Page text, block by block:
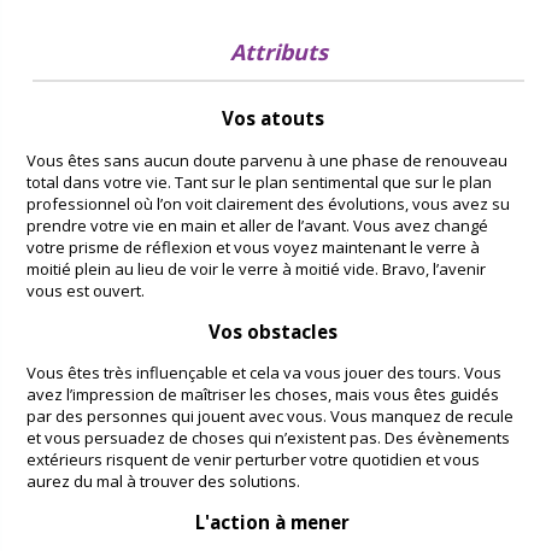
Attributs
Vos atouts
Vous êtes sans aucun doute parvenu à une phase de renouveau
total dans votre vie. Tant sur le plan sentimental que sur le plan
professionnel où l’on voit clairement des évolutions, vous avez su
prendre votre vie en main et aller de l’avant. Vous avez changé
votre prisme de réflexion et vous voyez maintenant le verre à
moitié plein au lieu de voir le verre à moitié vide. Bravo, l’avenir
vous est ouvert.
Vos obstacles
Vous êtes très influençable et cela va vous jouer des tours. Vous
avez l’impression de maîtriser les choses, mais vous êtes guidés
par des personnes qui jouent avec vous. Vous manquez de recule
et vous persuadez de choses qui n’existent pas. Des évènements
extérieurs risquent de venir perturber votre quotidien et vous
aurez du mal à trouver des solutions.
L'action à mener